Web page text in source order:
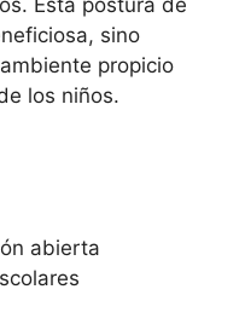
sino
propicio
los niños.
abierta